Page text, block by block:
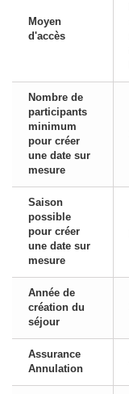
Moyen
d'accès
Nombre de
participants
minimum
pour créer
une date sur
mesure
Saison
possible
pour créer
une date sur
mesure
Année de
création du
séjour
Assurance
Annulation